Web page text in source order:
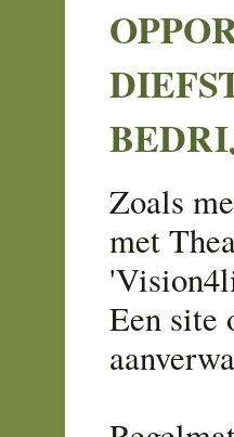
Zoals
met
Een site